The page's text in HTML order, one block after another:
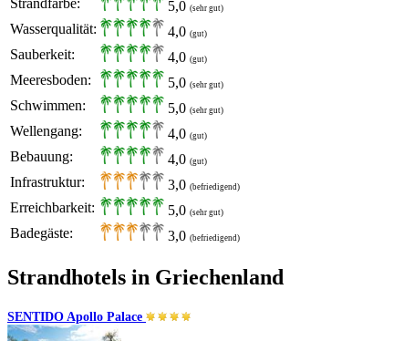
5,0 (sehr gut)
Wasserqualität: 4,0 (gut)
Sauberkeit: 4,0 (gut)
Meeresboden: 5,0 (sehr gut)
Schwimmen: 5,0 (sehr gut)
Wellengang: 4,0 (gut)
Bebauung: 4,0 (gut)
Infrastruktur: 3,0 (befriedigend)
Erreichbarkeit: 5,0 (sehr gut)
Badegäste: 3,0 (befriedigend)
Strandhotels in Griechenland
SENTIDO Apollo Palace